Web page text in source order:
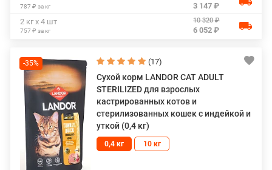
787 ₽ за кг
3 147 ₽
2 кг х 4 шт
757 ₽ за кг
10 320 ₽
6 052 ₽
-35% (17)
Сухой корм LANDOR CAT ADULT
STERILIZED для взрослых
кастрированных котов и
стерилизованных кошек с индейкой и
уткой (0,4 кг)
0,4 кг 10 кг